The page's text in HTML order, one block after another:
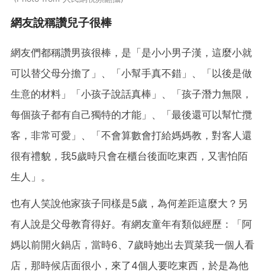
網友說稱讚兒子很棒
網友們都稱讚男孩很棒，是「是小小男子漢，這麼小就
可以替父母分擔了」、「小幫手真不錯」、「以後是做
生意的材料」「小孩子說話真棒」、「孩子潛力無限，
每個孩子都有自己獨特的才能」、「最後還可以幫忙攬
客，非常可愛」、「不會算數會打給媽媽教，對客人還
很有禮貌，我5歲時只會在櫃台後面吃東西，又害怕陌
生人」。
也有人笑說他家孩子同樣是5歲，為何差距這麼大？另
有人說是父母教育得好。有網友童年有類似經歷：「阿
媽以前開火鍋店，當時6、7歲時她出去買菜我一個人看
店，那時候店面很小，來了4個人要吃東西，於是為他